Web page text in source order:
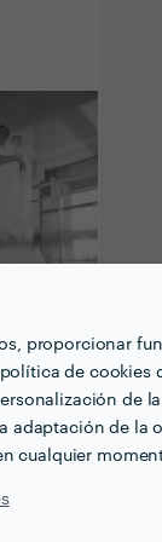
proporcionar
de cookies
de la
adaptación de la
cualquier
las